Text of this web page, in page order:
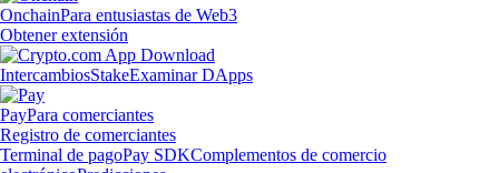
OnchainPara entusiastas de Web3
Obtener extensión
IntercambiosStakeExaminar DApps
PayPara comerciantes
Registro de comerciantes
Terminal de pagoPay SDKComplementos de comercio